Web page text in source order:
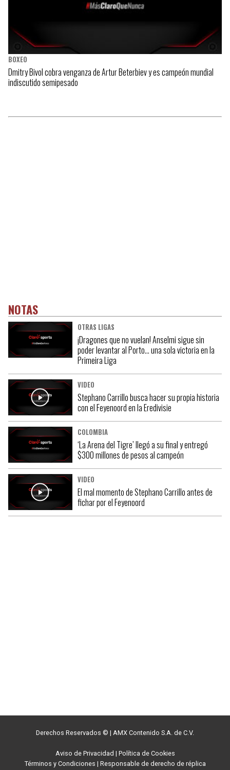
BOXEO
Dmitry Bivol cobra venganza de Artur Beterbiev y es campeón mundial
indiscutido semipesado
NOTAS
OTRAS LIGAS
¡Dragones que no vuelan! Anselmi sigue sin
poder levantar al Porto… una sola victoria en la
Primeira Liga
VIDEO
Stephano Carrillo busca hacer su propia historia
con el Feyenoord en la Eredivisie
COLOMBIA
‘La Arena del Tigre’ llegó a su final y entregó
$300 millones de pesos al campeón
VIDEO
El mal momento de Stephano Carrillo antes de
fichar por el Feyenoord
Derechos Reservados © | AMX Contenido S.A. de C.V.
Aviso de Privacidad | Política de Cookies
Términos y Condiciones | Responsable de derecho de réplica